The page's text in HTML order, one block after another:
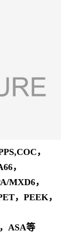
，
，
MXD6，
，PEEK，
ASA等